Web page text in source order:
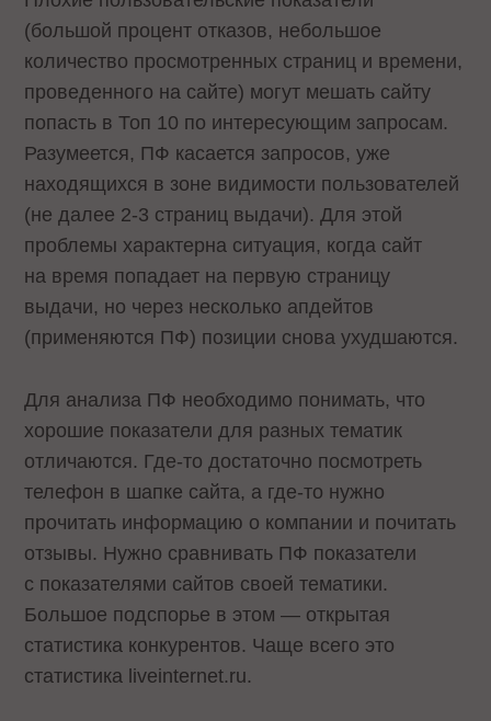
(большой процент отказов, небольшое
количество просмотренных страниц и времени,
проведенного на сайте) могут мешать сайту
попасть в Топ 10 по интересующим запросам.
Разумеется, ПФ касается запросов, уже
находящихся в зоне видимости пользователей
(не далее 2-3 страниц выдачи). Для этой
проблемы характерна ситуация, когда сайт
на время попадает на первую страницу
выдачи, но через несколько апдейтов
(применяются ПФ) позиции снова ухудшаются.
Для анализа ПФ необходимо понимать, что
хорошие показатели для разных тематик
отличаются. Где-то достаточно посмотреть
телефон в шапке сайта, а где-то нужно
прочитать информацию о компании и почитать
отзывы. Нужно сравнивать ПФ показатели
с показателями сайтов своей тематики.
Большое подспорье в этом — открытая
статистика конкурентов. Чаще всего это
статистика liveinternet.ru.